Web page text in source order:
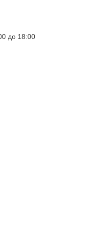
до 18:00